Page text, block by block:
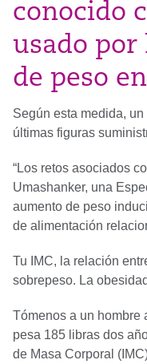
conocido
usado por
de peso
Según esta medida,
últimas figuras
“Los retos asociados
Umashanker, una
aumento de peso
de alimentación
Tu IMC, la relación
sobrepeso. La
Tómenos a un hombre
pesa 185 libras dos
de Masa Corporal